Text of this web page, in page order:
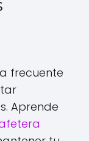
frecuente
Aprende